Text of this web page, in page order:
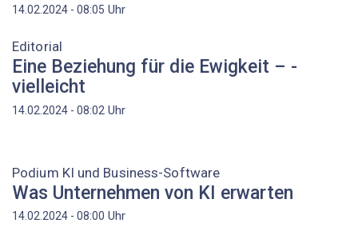
14.02.2024 - 08:05 Uhr
Editorial
Eine Beziehung für die Ewigkeit – ­
vielleicht
14.02.2024 - 08:02 Uhr
Podium KI und Business-Software
Was Unternehmen von KI erwarten
14.02.2024 - 08:00 Uhr